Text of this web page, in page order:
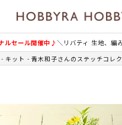
ルセール開催中♪＼リバティ 生地、編
キット 青木和子さんのステッチコレ